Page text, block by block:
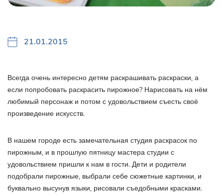
21.01.2015
Всегда очень интересно детям раскрашивать раскраски, а
если попробовать раскрасить пирожное? Нарисовать на нём
любимый персонаж и потом с удовольствием съесть своё
произведение искусств.
В нашем городе есть замечательная студия раскрасок по
пирожным, и в прошлую пятницу мастера студии с
удовольствием пришли к нам в гости. Дети и родители
подобрали пирожные, выбрали себе сюжетные картинки, и
буквально высунув языки, рисовали съедобными красками.